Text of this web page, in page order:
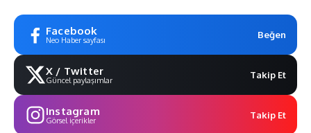
Facebook
Neo Haber sayfası Beğen
X / Twitter
Güncel paylaşımlar Takip Et
Instagram
Görsel içerikler Takip Et